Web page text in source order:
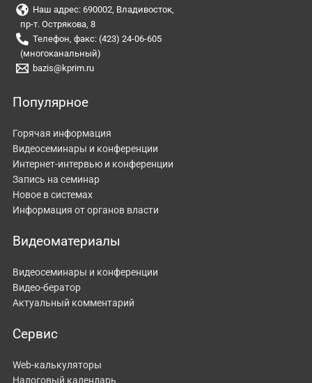
Наш адрес: 690002, Владивосток,
пр-т. Острякова, 8
Телефон, факс: (423) 24-06-605
(многоканальный)
bazis@kprim.ru
Популярное
Горячая информация
Видеосеминары и конференции
Интернет-интервью и конференции
Запись на семинар
Новое в системах
Информация от органов власти
Видеоматериалы
Видеосеминары и конференции
Видео-бератор
Актуальный комментарий
Сервис
Web-калькуляторы
Налоговый календарь